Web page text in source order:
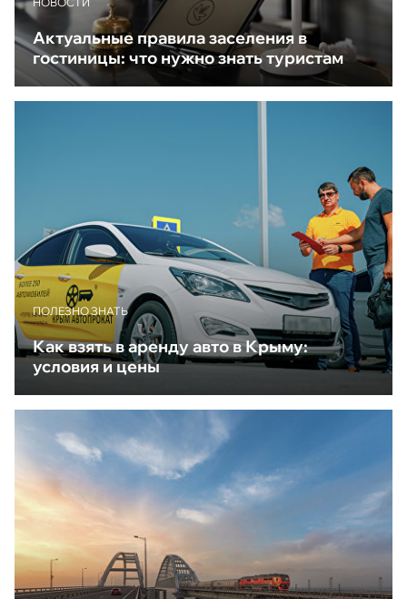
Актуальные правила заселения в
гостиницы: что нужно знать туристам
ПОЛЕЗНО ЗНАТЬ
Как взять в аренду авто в Крыму:
условия и цены